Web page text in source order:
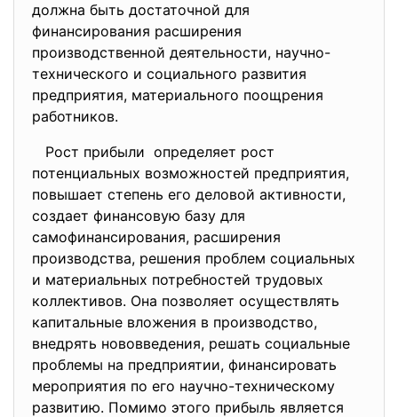
должна быть достаточной для
финансирования расширения
производственной деятельности, научно-
технического и социального развития
предприятия, материального поощрения
работников.
Рост прибыли определяет рост
потенциальных возможностей предприятия,
повышает степень его деловой активности,
создает финансовую базу для
самофинансирования, расширения
производства, решения проблем социальных
и материальных потребностей трудовых
коллективов. Она позволяет осуществлять
капитальные вложения в производство,
внедрять нововведения, решать социальные
проблемы на предприятии, финансировать
мероприятия по его научно-техническому
развитию. Помимо этого прибыль является